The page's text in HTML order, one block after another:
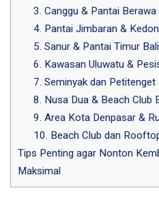
3. Canggu & Pantai
4. Pantai Jimbaran &
5. Sanur & Pantai Timur Bali
6. Kawasan Uluwatu &
7. Seminyak dan Petitenget
8. Nusa Dua & Beach Club
9. Area Kota Denpasar &
10. Beach Club dan
Tips Penting agar Nonton
Maksimal